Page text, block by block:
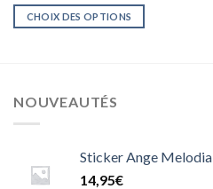
CHOIX DES OPTIONS
NOUVEAUTÉS
Sticker Ange Melodia
14,95€